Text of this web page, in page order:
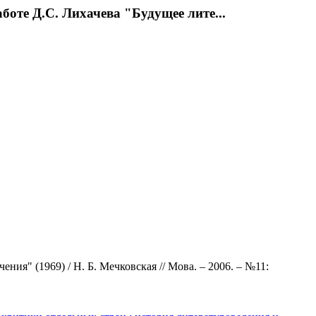
Д.С. Лихачева "Будущее лите...
(1969) / Н. Б. Мечковская // Мова. – 2006. – №11: